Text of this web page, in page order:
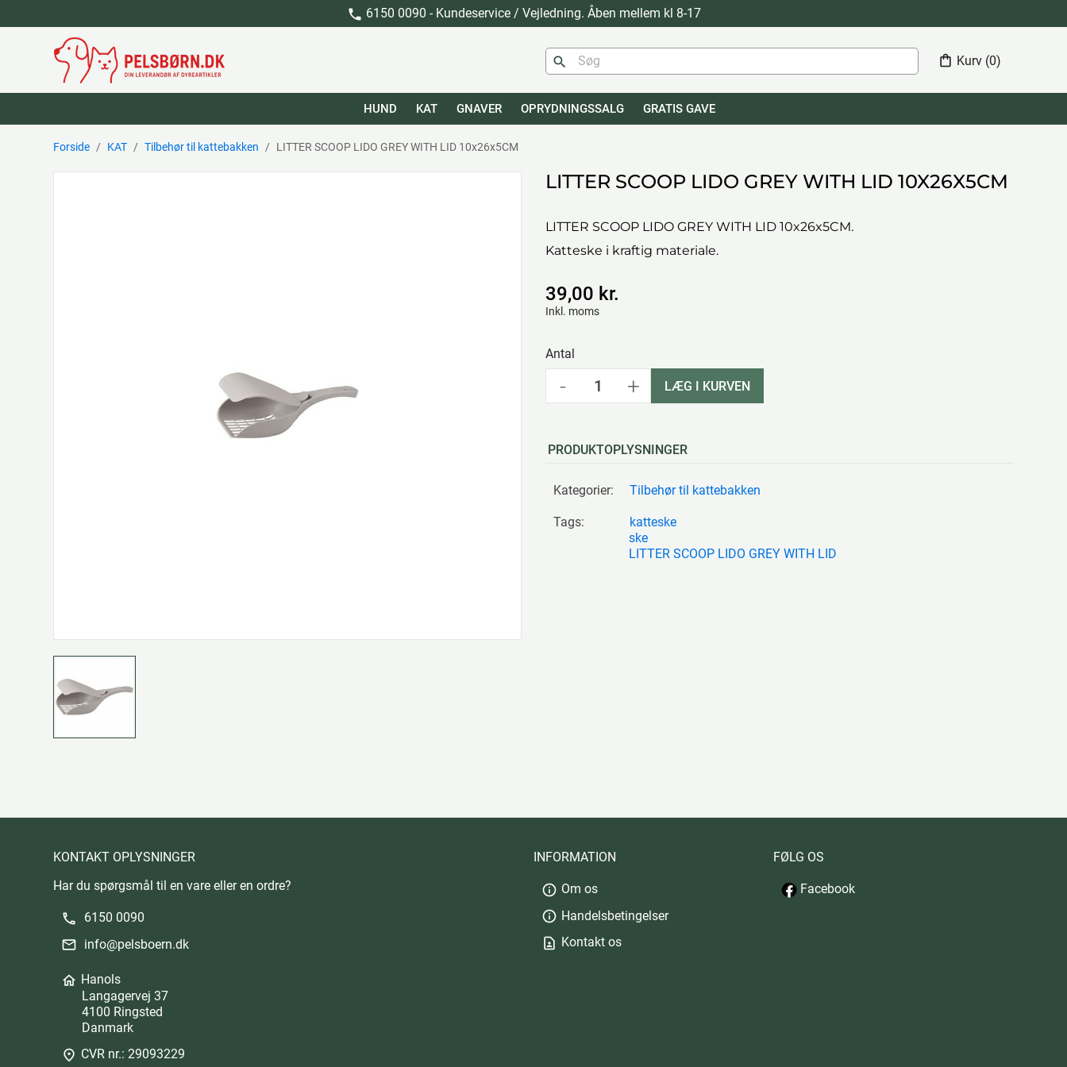
phone 6150 0090 - Kundeservice / Vejledning. Åben mellem kl 8-17
search shopping_bag Kurv (0)
HUND KAT GNAVER OPRYDNINGSSALG GRATIS GAVE
Forside KAT Tilbehør til kattebakken LITTER SCOOP LIDO GREY WITH LID 10x26x5CM
LITTER SCOOP LIDO GREY WITH LID 10X26X5CM
LITTER SCOOP LIDO GREY WITH LID 10x26x5CM.
Katteske i kraftig materiale.
39,00 kr.
Inkl. moms
Antal
- + LÆG I KURVEN
PRODUKTOPLYSNINGER
Kategorier: Tilbehør til kattebakken
Tags:
katteske
ske
LITTER SCOOP LIDO GREY WITH LID
KONTAKT OPLYSNINGER
Har du spørgsmål til en vare eller en ordre?
phone 6150 0090
mail info@pelsboern.dk
home Hanols
Langagervej 37
4100 Ringsted
Danmark
place CVR nr.: 29093229
INFORMATION
info Om os
info Handelsbetingelser
contact_page Kontakt os
FØLG OS
Facebook